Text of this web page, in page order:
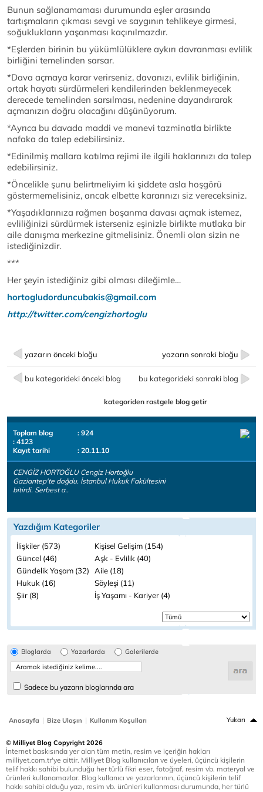
Bunun sağlanamaması durumunda eşler arasında
tartışmaların çıkması sevgi ve saygının tehlikeye girmesi,
soğuklukların yaşanması kaçınılmazdır.
*Eşlerden birinin bu yükümlülüklere aykırı davranması evlilik
birliğini temelinden sarsar.
*Dava açmaya karar verirseniz, davanızı, evlilik birliğinin,
ortak hayatı sürdürmeleri kendilerinden beklenmeyecek
derecede temelinden sarsılması, nedenine dayandırarak
açmanızın doğru olacağını düşünüyorum.
*Ayrıca bu davada maddi ve manevi tazminatla birlikte
nafaka da talep edebilirsiniz.
*Edinilmiş mallara katılma rejimi ile ilgili haklarınızı da talep
edebilirsiniz.
*Öncelikle şunu belirtmeliyim ki şiddete asla hoşgörü
göstermemelisiniz, ancak elbette kararınızı siz vereceksiniz.
*Yaşadıklarınıza rağmen boşanma davası açmak istemez,
evliliğinizi sürdürmek isterseniz eşinizle birlikte mutlaka bir
aile danışma merkezine gitmelisiniz. Önemli olan sizin ne
istediğinizdir.
***
Her şeyin istediğiniz gibi olması dileğimle…
hortogludorduncubakis@gmail.com
http://twitter.com/cengizhortoglu
yazarın önceki bloğu yazarın sonraki bloğu
bu kategorideki önceki blog bu kategorideki sonraki blog
kategoriden rastgele blog getir
Toplam blog
: 924
: 4123
Kayıt tarihi
: 20.11.10
CENGİZ HORTOĞLU Cengiz Hortoğlu
Gaziantep'te doğdu. İstanbul Hukuk Fakültesini
bitirdi. Serbest a..
Yazdığım Kategoriler
İlişkiler (573)
Kişisel Gelişim (154)
Güncel (46)
Aşk - Evlilik (40)
Gündelik Yaşam (32)
Aile (18)
Hukuk (16)
Söyleşi (11)
Şiir (8)
İş Yaşamı - Kariyer (4)
Bloglarda Yazarlarda Galerilerde
Sadece bu yazarın bloglarında ara
Anasayfa | Bize Ulaşın | Kullanım Koşulları Yukarı
© Milliyet Blog Copyright 2026
İnternet baskısında yer alan tüm metin, resim ve içeriğin hakları
milliyet.com.tr'ye aittir. Milliyet Blog kullanıcıları ve üyeleri, üçüncü kişilerin
telif hakkı sahibi bulunduğu her türlü fikri eser, fotoğraf, resim vb. materyal ve
ürünleri kullanamazlar. Blog kullanıcı ve yazarlarının, üçüncü kişilerin telif
hakkı sahibi olduğu yazı, resim vb. ürünleri kullanması durumunda, her türlü